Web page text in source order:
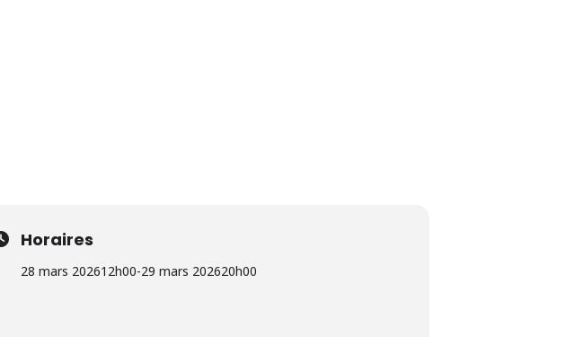
Horaires
28 mars 202612h00-29 mars 202620h00